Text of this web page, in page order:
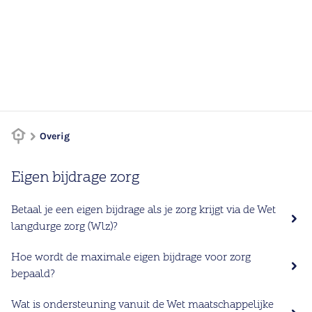
Overig
Eigen bijdrage zorg
Betaal je een eigen bijdrage als je zorg krijgt via de Wet
langdurge zorg (Wlz)?
Hoe wordt de maximale eigen bijdrage voor zorg
bepaald?
Wat is ondersteuning vanuit de Wet maatschappelijke